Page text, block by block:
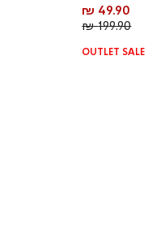
מחיר
מוצר
49.90 ₪
מחיר
199.90 ₪
OUTLET SALE